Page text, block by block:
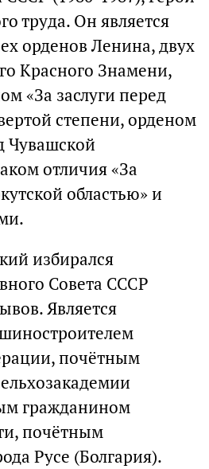
труда. Он является
орденов Ленина, двух
Красного Знамени,
«За заслуги перед
степени, орденом
Чувашской
отличия «За
областью» и
избирался
Совета СССР
Является
почётным
гражданином
почётным
Русе (Болгария).